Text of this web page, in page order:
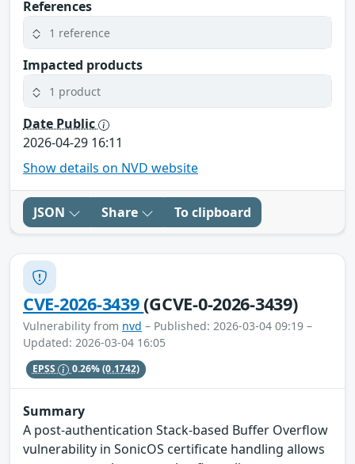
References
1 reference
Impacted products
1 product
Date Public
2026-04-29 16:11
Show details on NVD website
JSON Share To clipboard
CVE-2026-3439(GCVE-0-2026-3439)
Vulnerability from nvd – Published: 2026-03-04 09:19 –
Updated: 2026-03-04 16:05
EPSS 0.26%(0.1742)
Summary
A post-authentication Stack-based Buffer Overflow
vulnerability in SonicOS certificate handling allows